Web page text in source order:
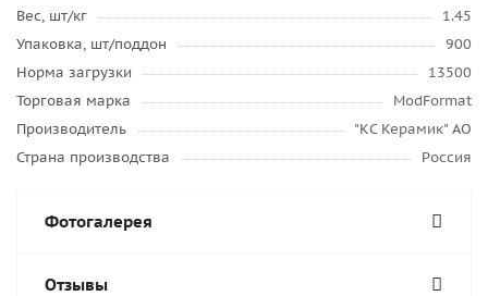
Вес, шт/кг
1.45
Упаковка, шт/поддон
900
Норма загрузки
13500
Торговая марка
ModFormat
Производитель
"КС Керамик" АО
Страна производства
Россия
Фотогалерея
Отзывы